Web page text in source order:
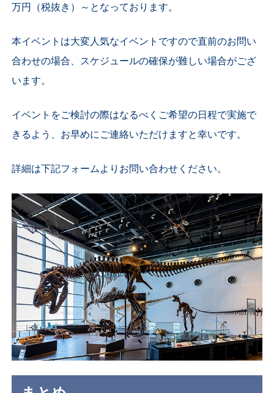
万円（税抜き）～となっております。
本イベントは大変人気なイベントですので直前のお問い
合わせの場合、スケジュールの確保が難しい場合がござ
います。
イベントをご検討の際はなるべくご希望の日程で実施で
きるよう、お早めにご連絡いただけますと幸いです。
詳細は下記フォームよりお問い合わせください。